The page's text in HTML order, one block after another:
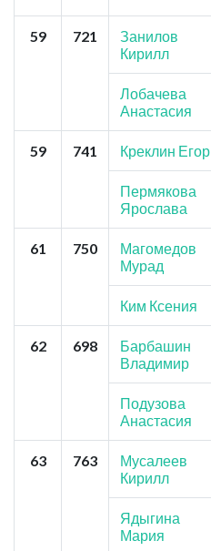
59 721
Занилов
Кирилл
Лобачева
Анастасия
59 741 Креклин Егор
Пермякова
Ярослава
61 750
Магомедов
Мурад
Ким Ксения
62 698
Барбашин
Владимир
Подузова
Анастасия
63 763
Мусалеев
Кирилл
Ядыгина
Мария